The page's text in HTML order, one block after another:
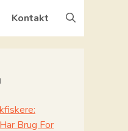
Kontakt
Brug For